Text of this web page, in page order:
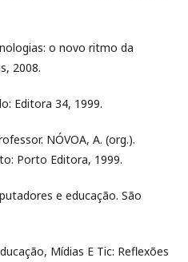
o novo ritmo da
2008.
Editora 34, 1999.
NÓVOA, A. (org.).
Porto Editora, 1999.
e educação. São
Mídias E Tic: Reflexões